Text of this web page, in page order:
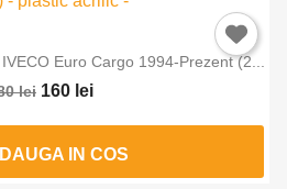
Euro Cargo 1994-Prezent (2...
lei 160 lei
IN COS